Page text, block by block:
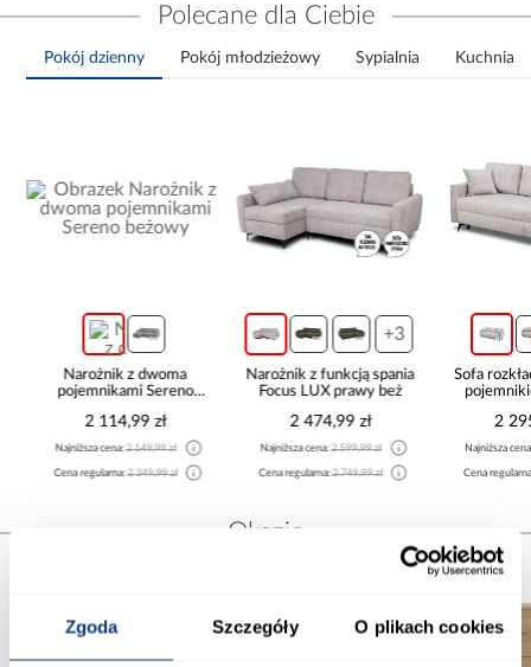
Zgoda Szczegóły O plikach cookies
Polecane dla Ciebie
Pokój dzienny Pokój młodzieżowy Sypialnia Kuchnia
Narożnik z dwoma
pojemnikami Sereno
2 114,99 zł
Najniższa cena:2 149,99 zł
Cena regularna:2 349,99 zł
+3
Narożnik z funkcją spania
Focus LUX prawy beż
2 474,99 zł
Najniższa cena:2 599,99 zł
Cena regularna:2 749,99 zł
Sofa
2
Najniższa
Cena
Okazje